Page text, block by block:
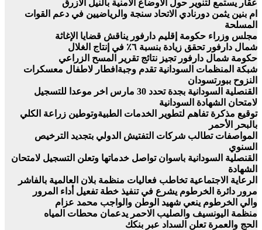
عقار يستمع لتنوير حول الأوضاع الأمنية بالنيل الأزرق
ام بنين يثمن دورنادي الاتحاد سنجة والرياضيين في دعم القوات
المسلحة
مجلس وزراء حكومة إقليم دارفور يناقش قضايا الإغاثة
شمال دارفور تحقق زيادة بنسبة ٦٪ في إنتاج الغلال
حكومة شمال دارفور تجيز نتائج تقرير المسح الزراعي
شبكة المنظمات السودانية تقدم وجبةافطار لاطفال معسكرات
النزوح ببورتسودان
القنصلية السودانية بجدة تحدد 30 مارس اخر موعدا للتسجيل
لامتحان الشهادة السودانية
توقيع مذكرة تفاهم لتطوير الخدمات الطبيةوتوطين زراعة الكلي
بالبحر الأحمر
المواصفات تطالب شركات التفتيش الدولي بتجديد الترخيص
السنوي
القنصلية السودانية باسوان تواصل خدماتها وتعلن التسجيل لامتحان
الشهادة
الرعاية الاجتماعية تخاطب فعاليات منظمة بلان العالمية بالفاشر
مرور دائرة الخرطوم يشرع في تنفيذ خطة تفعيل أداء المرور
والي الخرطوم ينعي شهيد الوطن والواجب محمد عزام
منظمة اليونسيف والصليب الاحمر يدعمان محطات المياه
الحج والعمرة تعلن السداد عبر بنكك